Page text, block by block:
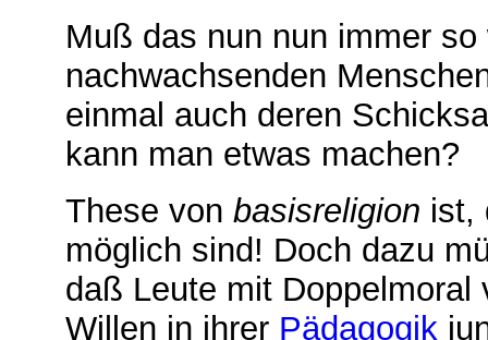
Muß das nun nun immer so
nachwachsenden
einmal auch deren
kann man etwas machen?
These von basisreligion ist,
möglich sind! Doch dazu
daß Leute mit
Willen in ihrer Pädagogik